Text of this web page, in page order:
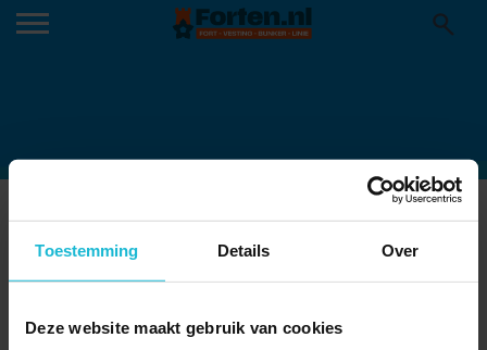
Toestemming Details Over
Deze website maakt gebruik van cookies